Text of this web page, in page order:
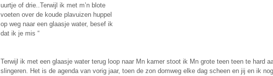
uurtje of drie..Terwijl ik met m’n blote
voeten over de koude plavuizen huppel
op weg naar een glaasje water, besef ik
dat ik je mis “
Terwijl ik met een glaasje water terug loop naar Mn kamer stoot ik Mn grote teen teen te hard
slingeren. Het is de agenda van vorig jaar, toen de zon domweg elke dag scheen en jij en ik